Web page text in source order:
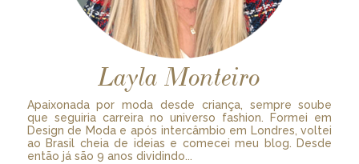
Layla Monteiro
Apaixonada por moda desde criança, sempre soube
que seguiria carreira no universo fashion. Formei em
Design de Moda e após intercâmbio em Londres, voltei
ao Brasil cheia de ideias e comecei meu blog. Desde
então já são 9 anos dividindo...